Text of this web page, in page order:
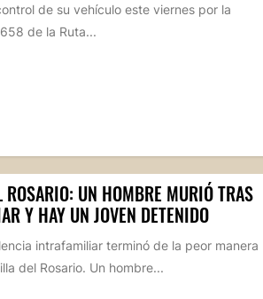
de su vehículo este viernes por la
de la Ruta...
ROSARIO: UN HOMBRE MURIÓ TRAS
Y HAY UN JOVEN DETENIDO
intrafamiliar terminó de la peor manera
del Rosario. Un hombre...